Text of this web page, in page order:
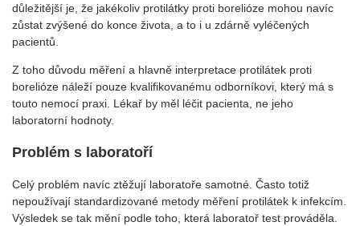
důležitější je, že jakékoliv protilátky proti borelióze mohou navíc
zůstat zvýšené do konce života, a to i u zdárně vyléčených
pacientů.
Z toho důvodu měření a hlavně interpretace protilátek proti
borelióze náleží pouze kvalifikovanému odborníkovi, který má s
touto nemocí praxi. Lékař by měl léčit pacienta, ne jeho
laboratorní hodnoty.
Problém s laboratoří
Celý problém navíc ztěžují laboratoře samotné. Často totiž
nepoužívají standardizované metody měření protilátek k infekcím.
Výsledek se tak mění podle toho, která laboratoř test prováděla.